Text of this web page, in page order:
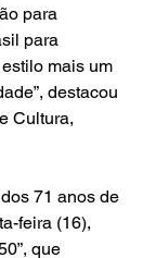
para
para
mais um
destacou
Cultura,
71 anos de
feira (16),
que